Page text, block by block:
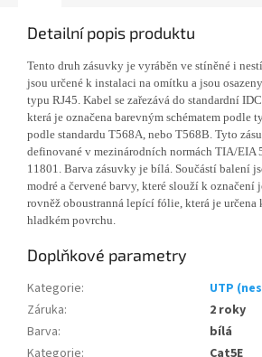
Detailní popis produktu
Tento druh zásuvky je vyráběn ve stíněné i
jsou určené k instalaci na omítku a jsou
typu RJ45. Kabel se zařezává do standardní
která je označena barevným schématem podle
podle standardu T568A, nebo T568B. Tyto
definované v mezinárodních normách TIA/EIA
11801. Barva zásuvky je bílá. Součástí balení
modré a červené barvy, které slouží k
rovněž oboustranná lepící fólie, která je určena
hladkém povrchu.
Doplňkové parametry
Kategorie:
UTP
Záruka:
2 roky
Barva:
bílá